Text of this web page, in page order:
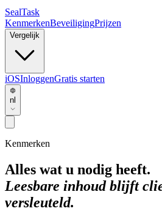
SealTask
KenmerkenBeveiligingPrijzen
Vergelijk
iOSInloggenGratis starten
nl
Kenmerken
Alles wat u nodig heeft.
Leesbare inhoud blijft
versleuteld.